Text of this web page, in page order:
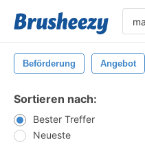
Beförderung Angebot
Sortieren nach:
Bester Treffer
Neueste